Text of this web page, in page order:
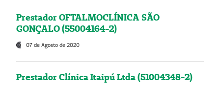
Prestador OFTALMOCLÍNICA SÃO
GONÇALO (55004164-2)
07 de Agosto de 2020
Prestador Clínica Itaipú Ltda (51004348-2)